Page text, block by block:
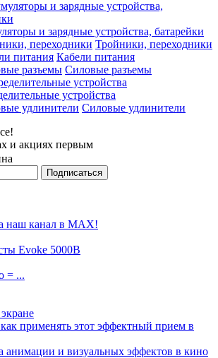
и зарядные устройства, батарейки
Тройники, переходники
Кабели питания
Силовые разъемы
устройства
Силовые удлинители
и акциях первым
наш канал в MAX!
Evoke 5000B
= ...
применять этот эффектный прием в
анимации и визуальных эффектов в кино